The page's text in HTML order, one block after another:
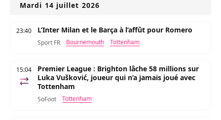
Mardi 14 juillet 2026
23:40 L’Inter Milan et le Barça à l’affût pour Romero
Sport FR Bournemouth Tottenham
15:04
Premier League : Brighton lâche 58 millions sur
Luka Vušković, joueur qui n’a jamais joué avec
Tottenham
SoFoot Tottenham